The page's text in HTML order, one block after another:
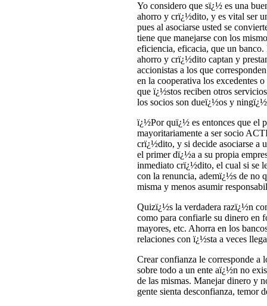
Yo considero que sï¿½ es una
ahorro y crï¿½dito, y es vital ser
pues al asociarse usted se
tiene que manejarse con los
eficiencia, eficacia, que un
ahorro y crï¿½dito captan y
accionistas a los que
en la cooperativa los excedentes
que ï¿½stos reciben otros
los socios son dueï¿½os y
ï¿½Por quï¿½ es entonces que el
mayoritariamente a ser socio
crï¿½dito, y si decide asociarse a
el primer dï¿½a a su propia
inmediato crï¿½dito, el cual si se
con la renuncia, ademï¿½s de no
misma y menos asumir
Quizï¿½s la verdadera razï¿½n
como para confiarle su dinero en
mayores, etc. Ahorra en los
relaciones con ï¿½sta a veces
Crear confianza le corresponde a
sobre todo a un ente aï¿½n no
de las mismas. Manejar dinero y
gente sienta desconfianza, temor